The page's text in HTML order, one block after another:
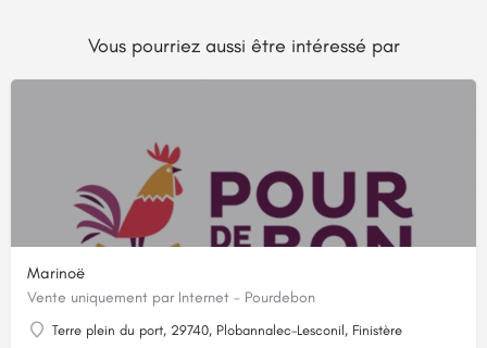
Vous pourriez aussi être intéressé par
Marinoë
Vente uniquement par Internet - Pourdebon
Terre plein du port, 29740, Plobannalec-Lesconil, Finistère